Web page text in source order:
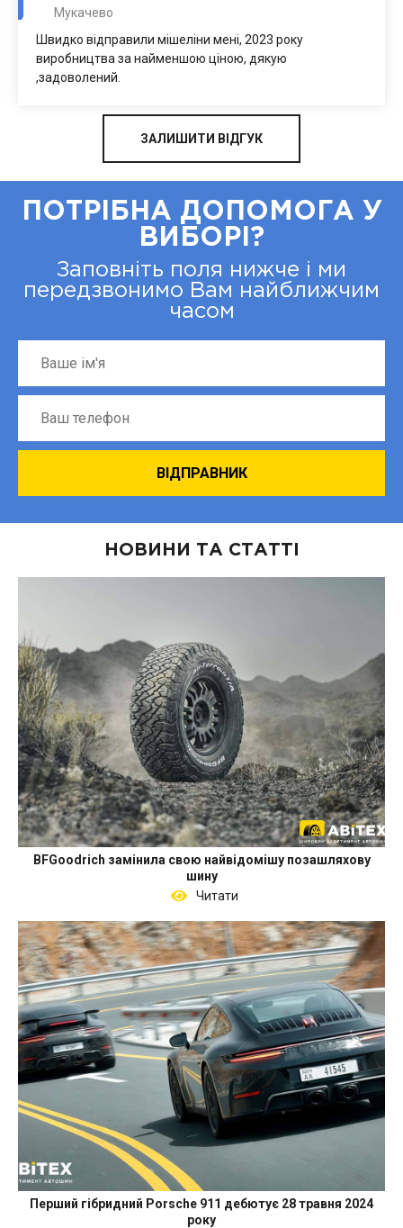
Мукачево
Швидко відправили мішеліни мені, 2023 року
виробництва за найменшою ціною, дякую
,задоволений.
ЗАЛИШИТИ ВІДГУК
ПОТРІБНА ДОПОМОГА У
ВИБОРІ?
Заповніть поля нижче і ми
передзвонимо Вам найближчим
часом
НОВИНИ ТА СТАТТІ
BFGoodrich замінила свою найвідомішу позашляхову
шину
Читати
Перший гібридний Porsche 911 дебютує 28 травня 2024
року